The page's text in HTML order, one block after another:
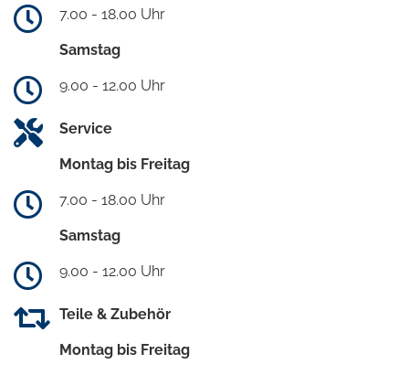
7.00 - 18.00 Uhr
Samstag
9.00 - 12.00 Uhr
Service
Montag bis Freitag
7.00 - 18.00 Uhr
Samstag
9.00 - 12.00 Uhr
Teile & Zubehör
Montag bis Freitag